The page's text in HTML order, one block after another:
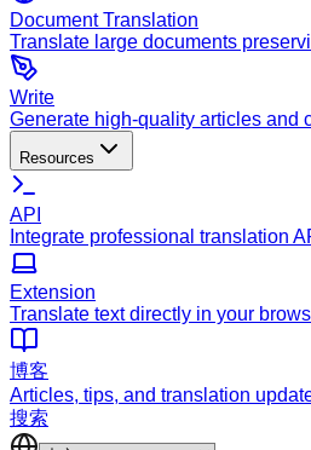
Document Translation
Translate large documents
Write
Generate high-quality articles and
Resources
API
Integrate professional translation
Extension
Translate text directly in your
博客
Articles, tips, and translation
搜索